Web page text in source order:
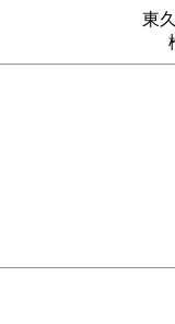
東